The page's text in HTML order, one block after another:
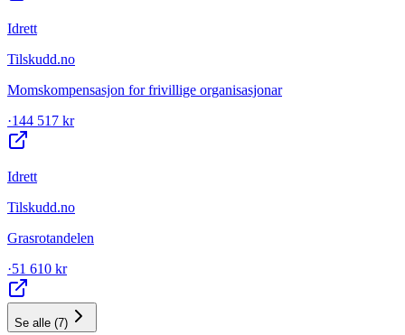
Idrett
Tilskudd.no
Momskompensasjon for frivillige organisasjonar
·144 517 kr
Idrett
Tilskudd.no
Grasrotandelen
·51 610 kr
Se alle (7)